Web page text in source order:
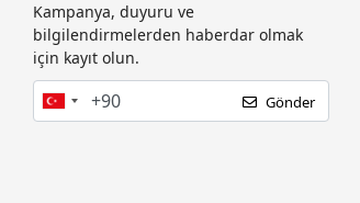
Kampanya, duyuru ve
bilgilendirmelerden haberdar olmak
için kayıt olun.
Gönder